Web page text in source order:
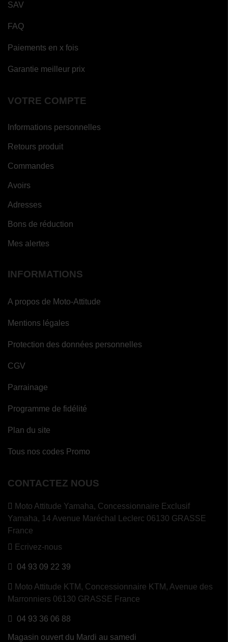
SAV
FAQ
Paiements en x fois
Garantie meilleur prix
VOTRE COMPTE
Informations personnelles
Retours produit
Commandes
Avoirs
Adresses
Bons de réduction
Mes alertes
INFORMATIONS
A propos de Moto-Attitude
Mentions légales
Protection des données personnelles
CGV
Parrainage
Programme de fidélité
Plan du site
Tous nos codes Promo
CONTACTEZ NOUS
Moto Attitude Yamaha, Concessionnaire Exclusif
Yamaha, 14 Avenue Maréchal Leclerc 06130 GRASSE
France
Ecrivez-nous
04 93 09 22 39
Moto Attitude KTM, Concessionnaire KTM, Avenue des
Marronniers 06130 GRASSE France
04 93 36 06 88
Magasin ouvert du Mardi au samedi